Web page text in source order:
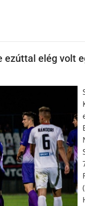
ezúttal elég volt